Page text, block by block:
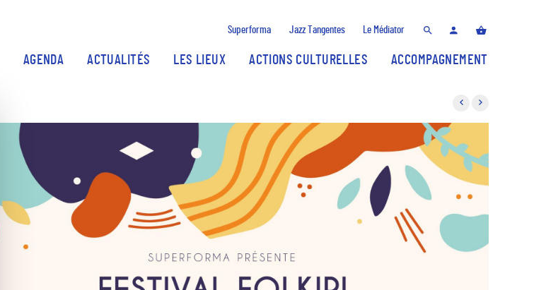
Superforma Jazz Tangentes Le Médiator
AGENDA ACTUALITÉS LES LIEUX ACTIONS CULTURELLES ACCOMPAGNEMENT